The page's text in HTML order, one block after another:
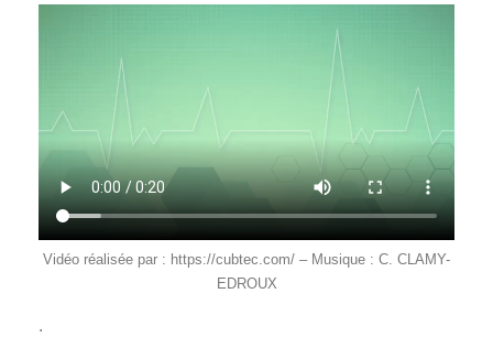
Vidéo réalisée par : https://cubtec.com/ – Musique : C. CLAMY-
EDROUX
.